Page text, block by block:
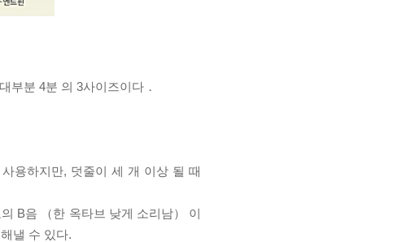
부분 4분 의 3사이즈이다．
용하지만, 덧줄이 세 개 이상 될 때
B음 （한 옥타브 낮게 소리남） 이
낼 수 있다.